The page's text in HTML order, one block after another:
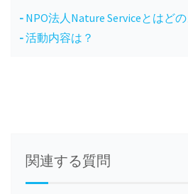
NPO法人Nature Serviceとはど
活動内容は？
関連する質問